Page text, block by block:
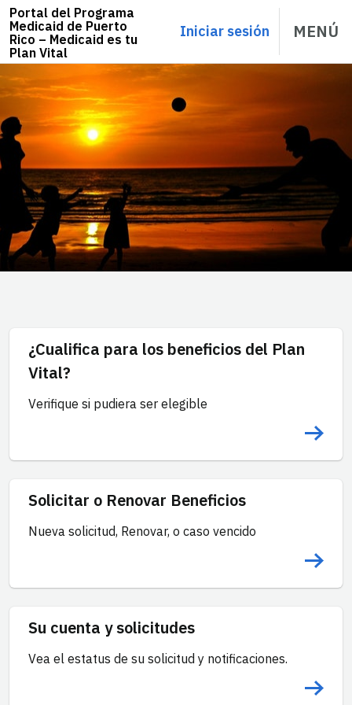
Portal del Programa
Medicaid de Puerto
Rico – Medicaid es tu
Plan Vital
Iniciar sesión MENÚ
¿Cualifica para los beneficios del Plan
Vital?
Verifique si pudiera ser elegible
Solicitar o Renovar Beneficios
Nueva solicitud, Renovar, o caso vencido
Su cuenta y solicitudes
Vea el estatus de su solicitud y notificaciones.
Navigated to PSPMPR